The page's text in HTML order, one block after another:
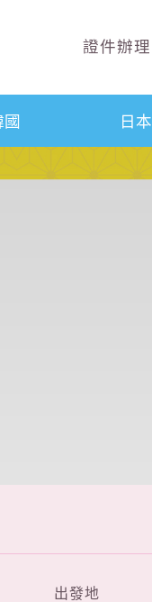
證件辦理
國 日本
出發地